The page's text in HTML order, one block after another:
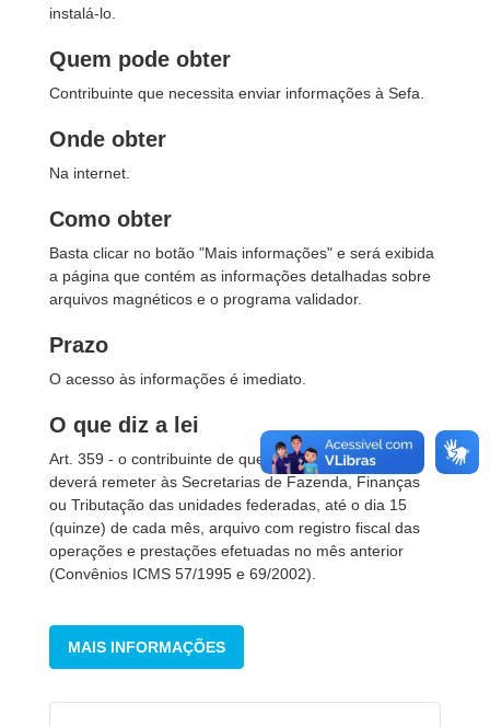
instalá-lo.
Quem pode obter
Contribuinte que necessita enviar informações à Sefa.
Onde obter
Na internet.
Como obter
Basta clicar no botão "Mais informações" e será exibida
a página que contém as informações detalhadas sobre
arquivos magnéticos e o programa validador.
Prazo
O acesso às informações é imediato.
O que diz a lei
Art. 359 - o contribuinte de que trata este capítulo
deverá remeter às Secretarias de Fazenda, Finanças
ou Tributação das unidades federadas, até o dia 15
(quinze) de cada mês, arquivo com registro fiscal das
operações e prestações efetuadas no mês anterior
(Convênios ICMS 57/1995 e 69/2002).
MAIS INFORMAÇÕES